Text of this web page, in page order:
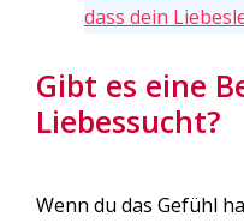
dass dein
Gibt es eine
Liebessucht?
Wenn du das Gefühl